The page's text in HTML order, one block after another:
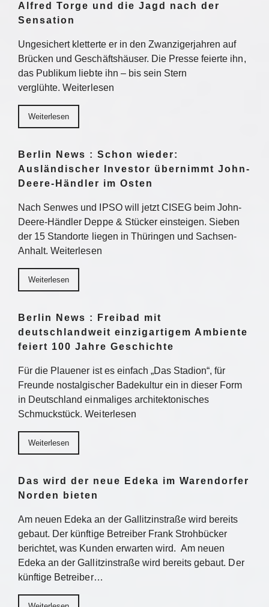
Alfred Torge und die Jagd nach der
Sensation
Ungesichert kletterte er in den Zwanzigerjahren auf
Brücken und Geschäftshäuser. Die Presse feierte ihn,
das Publikum liebte ihn – bis sein Stern
verglühte. Weiterlesen
Weiterlesen
Berlin News : Schon wieder:
Ausländischer Investor übernimmt John-
Deere-Händler im Osten
Nach Senwes und IPSO will jetzt CISEG beim John-
Deere-Händler Deppe & Stücker einsteigen. Sieben
der 15 Standorte liegen in Thüringen und Sachsen-
Anhalt. Weiterlesen
Weiterlesen
Berlin News : Freibad mit
deutschlandweit einzigartigem Ambiente
feiert 100 Jahre Geschichte
Für die Plauener ist es einfach „Das Stadion“, für
Freunde nostalgischer Badekultur ein in dieser Form
in Deutschland einmaliges architektonisches
Schmuckstück. Weiterlesen
Weiterlesen
Das wird der neue Edeka im Warendorfer
Norden bieten
Am neuen Edeka an der Gallitzinstraße wird bereits
gebaut. Der künftige Betreiber Frank Strohbücker
berichtet, was Kunden erwarten wird. Am neuen
Edeka an der Gallitzinstraße wird bereits gebaut. Der
künftige Betreiber…